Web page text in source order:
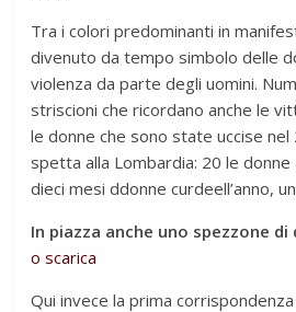
Tra i colori predominanti in
divenuto da tempo simbolo delle
violenza da parte degli uomini.
striscioni che ricordano anche le
le donne che sono state uccise
spetta alla Lombardia: 20 le
dieci mesi ddonne curdeell’anno,
In piazza anche uno spezzone di
o scarica
Qui invece la prima